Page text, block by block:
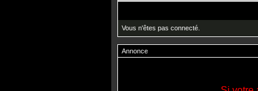
Vous n'êtes pas connecté.
Annonce